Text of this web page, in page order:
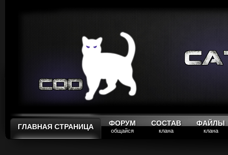
ГЛАВНАЯ СТРАНИЦА ФОРУМ
общайся
СОСТАВ
клана
ФАЙЛЫ
клана